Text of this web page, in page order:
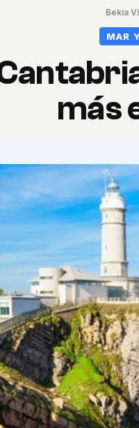
Bekia
MAR
más